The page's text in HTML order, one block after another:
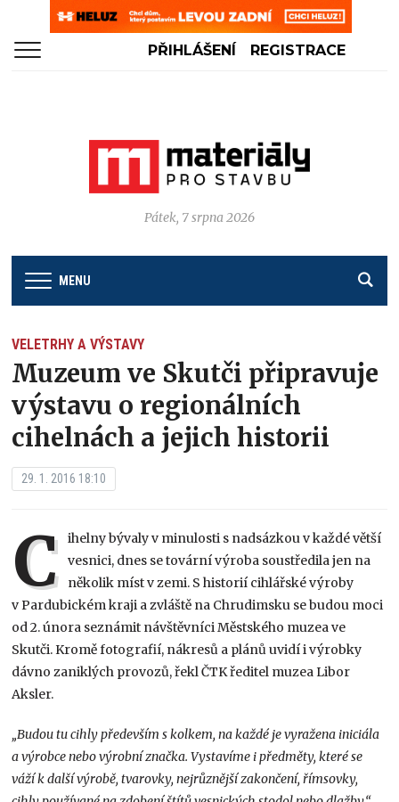
PŘIHLÁŠENÍ REGISTRACE
Pátek, 7 srpna 2026
MENU
VELETRHY A VÝSTAVY
Muzeum ve Skutči připravuje
výstavu o regionálních
cihelnách a jejich historii
29. 1. 2016 18:10
C ihelny bývaly v minulosti s nadsázkou v každé větší
vesnici, dnes se tovární výroba soustředila jen na
několik míst v zemi. S historií cihlářské výroby
v Pardubickém kraji a zvláště na Chrudimsku se budou moci
od 2. února seznámit návštěvníci Městského muzea ve
Skutči. Kromě fotografií, nákresů a plánů uvidí i výrobky
dávno zaniklých provozů, řekl ČTK ředitel muzea Libor
Aksler.
„Budou tu cihly především s kolkem, na každé je vyražena iniciála
a výrobce nebo výrobní značka. Vystavíme i předměty, které se
váží k další výrobě, tvarovky, nejrůznější zakončení, římsovky,